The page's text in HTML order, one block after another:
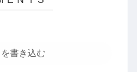
書き込む